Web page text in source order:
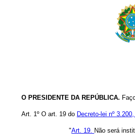
O PRESIDENTE DA REPÚBLICA.
Art. 1º O art. 19 do Decreto-lei nº
"Art. 19. Não será